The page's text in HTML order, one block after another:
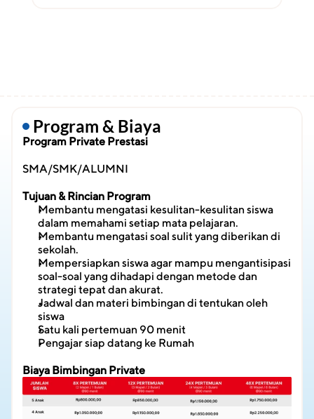
Program & Biaya
Program Private Prestasi
SMA/SMK/ALUMNI
Tujuan & Rincian Program
Membantu mengatasi kesulitan-kesulitan siswa
dalam memahami setiap mata pelajaran.
Membantu mengatasi soal sulit yang diberikan di
sekolah.
Mempersiapkan siswa agar mampu mengantisipasi
soal-soal yang dihadapi dengan metode dan
strategi tepat dan akurat.
Jadwal dan materi bimbingan di tentukan oleh
siswa
Satu kali pertemuan 90 menit
Pengajar siap datang ke Rumah
Biaya Bimbingan Private